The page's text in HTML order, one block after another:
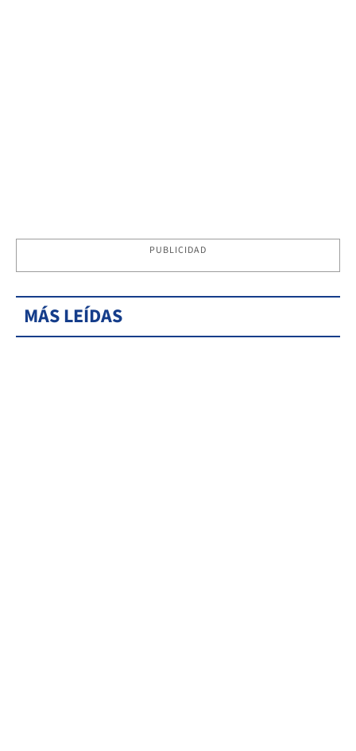
PUBLICIDAD
MÁS LEÍDAS